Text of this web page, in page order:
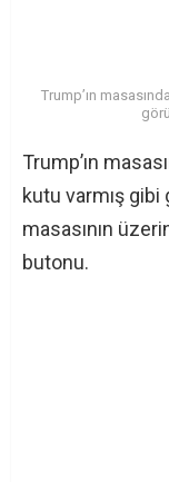
Trump’ın
Trump’ın
kutu varmış gibi
masasının
butonu.